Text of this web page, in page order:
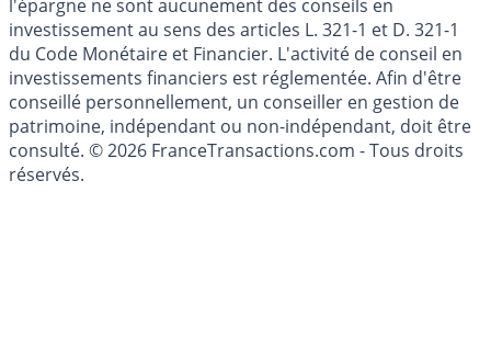
Les articles et commentaires publiés sur le guide de
l'épargne ne sont aucunement des conseils en
investissement au sens des articles L. 321-1 et D. 321-1
du Code Monétaire et Financier. L'activité de conseil en
investissements financiers est réglementée. Afin d'être
conseillé personnellement, un conseiller en gestion de
patrimoine, indépendant ou non-indépendant, doit être
consulté. © 2026 FranceTransactions.com - Tous droits